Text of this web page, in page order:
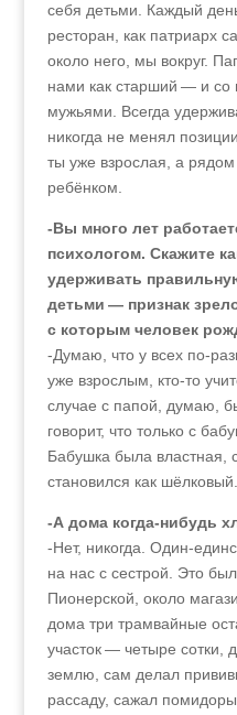
себя детьми. Каждый
ресторан, как патриарх
около него, мы вокруг.
нами как старший — и
мужьями. Всегда
никогда не менял
ты уже взрослая, а
ребёнком.
-Вы много лет
психологом. Скажите
удерживать
детьми — признак
с которым человек
-Думаю, что у всех по-
уже взрослым, кто-то
случае с папой, думаю,
говорит, что только с
Бабушка была властная,
становился как шёлковый.
-А дома когда-нибудь
-Нет, никогда. Один-
на нас с сестрой. Это
Пионерской, около
дома три трамвайные
участок — четыре
землю, сам делал
рассаду, сажал